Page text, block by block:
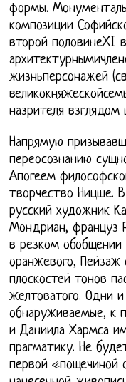
формы.
композиции
второй половинеXI
жизньперсонажей
назрителя взглядом
Напрямую
переосознанию
Апогеем
творчество Ницше.
русский художник
Мондриан, француз
в резком
оранжевого, Пейзаж
плоскостей тонов
желтоватого. Одни
обнаруживаемые, к
и Даниила Хармса
прагматику. Не
первой «пощечиной